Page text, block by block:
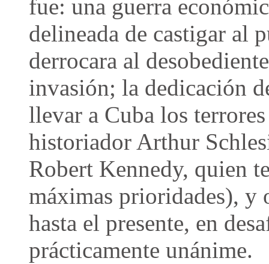
fue: una guerra
delineada de castigar al
derrocara al
invasión; la dedicación
llevar a Cuba los
historiador Arthur
Robert Kennedy, quien
máximas prioridades), y
hasta el presente, en
prácticamente unánime.